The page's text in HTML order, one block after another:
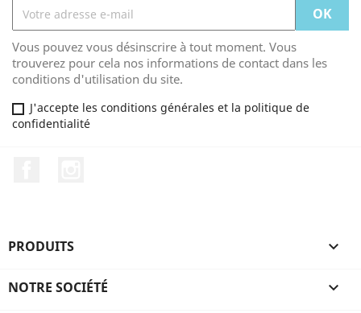
Vous pouvez vous désinscrire à tout moment. Vous
trouverez pour cela nos informations de contact dans les
conditions d'utilisation du site.
J'accepte les conditions générales et la politique de
confidentialité
PRODUITS 
NOTRE SOCIÉTÉ 